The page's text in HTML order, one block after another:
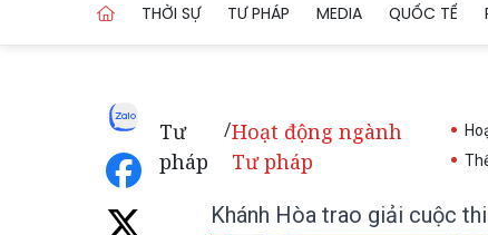
THỜI SỰ TƯ PHÁP MEDIA QUỐC TẾ
Tư
pháp
/Hoạt động ngành
Tư pháp
Khánh Hòa trao giải cuộc